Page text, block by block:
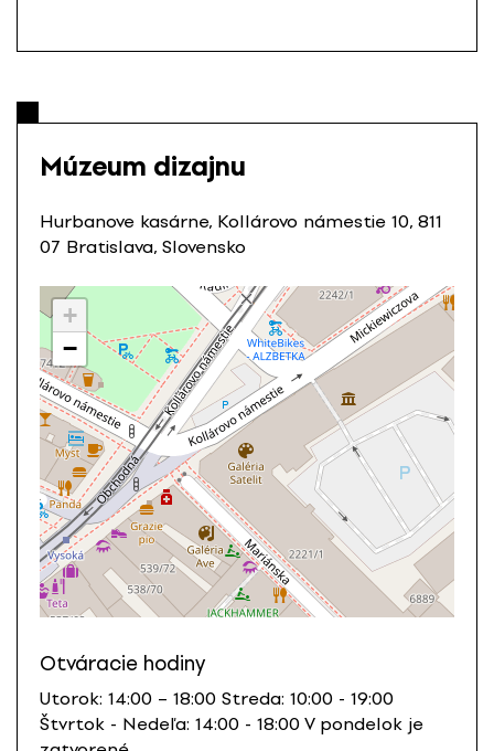
Múzeum dizajnu
Hurbanove kasárne, Kollárovo námestie 10, 811
07 Bratislava, Slovensko
+
−
Otváracie hodiny
Utorok: 14:00 – 18:00 Streda: 10:00 - 19:00
Štvrtok - Nedeľa: 14:00 - 18:00 V pondelok je